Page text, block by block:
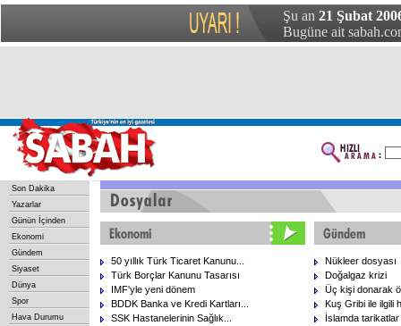
Şu an 21 Şubat
Bugüne ait
Son Dakika
Yazarlar
Günün İçinden
Ekonomi
Gündem
Siyaset
Dünya
Spor
Hava Durumu
50 yıllık Türk Ticaret Kanunu...
Türk Borçlar Kanunu Tasarısı
IMF'yle yeni dönem
BDDK Banka ve Kredi Kartları...
SSK Hastanelerinin Sağlık...
Nükleer dosyası
Doğalgaz krizi
Üç kişi donarak
Kuş Gribi ile ilgili
İslamda tarikatlar